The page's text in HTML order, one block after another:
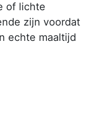
of lichte
zijn voordat
echte maaltijd